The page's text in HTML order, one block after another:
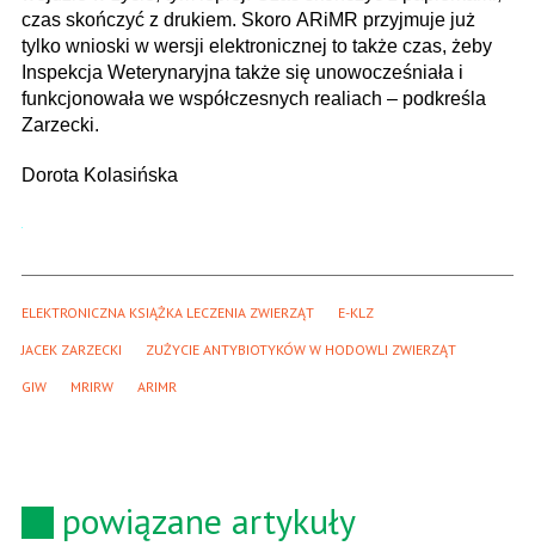
czas skończyć z drukiem. Skoro ARiMR przyjmuje już
tylko wnioski w wersji elektronicznej to także czas, żeby
Inspekcja Weterynaryjna także się unowocześniała i
funkcjonowała we współczesnych realiach – podkreśla
Zarzecki.
Dorota Kolasińska
ELEKTRONICZNA KSIĄŻKA LECZENIA ZWIERZĄT E-KLZ
JACEK ZARZECKI ZUŻYCIE ANTYBIOTYKÓW W HODOWLI ZWIERZĄT
GIW MRIRW ARIMR
powiązane artykuły